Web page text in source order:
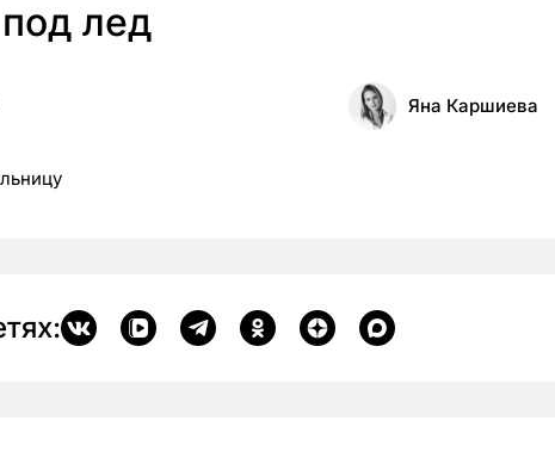
лед
Яна Каршиева